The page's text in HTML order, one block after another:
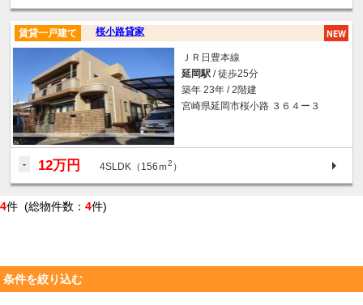
桜小路貸家
賃貸一戸建て
ＪＲ日豊本線
延岡駅 / 徒歩25分
築年 23年 / 2階建
宮崎県延岡市桜小路 ３６４ー３
- 12万円 4SLDK（156ｍ2 ）
4件 (総物件数： 4件)
条件を絞り込む